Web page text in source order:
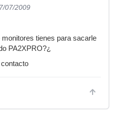
07/2009
tienes para sacarle
PA2XPRO?¿